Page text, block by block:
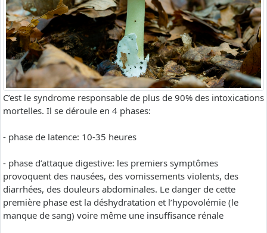
C’est le syndrome responsable de plus de 90% des intoxications
mortelles. Il se déroule en 4 phases:
- phase de latence: 10-35 heures
- phase d’attaque digestive: les premiers symptômes
provoquent des nausées, des vomissements violents, des
diarrhées, des douleurs abdominales. Le danger de cette
première phase est la déshydratation et l’hypovolémie (le
manque de sang) voire même une insuffisance rénale